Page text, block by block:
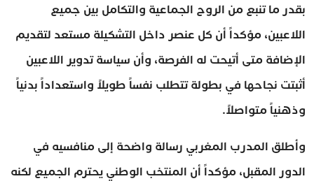
بقدر ما تنبع من الروح الجماعية والتكامل بين جميع
اللاعبين، مؤكداً أن كل عنصر داخل التشكيلة مستعد لتقديم
الإضافة متى أتيحت له الفرصة، وأن سياسة تدوير اللاعبين
أثبتت نجاحها في بطولة تتطلب نفساً طويلاً واستعداداً بدنياً
وذهنياً متواصلاً.
وأطلق المدرب المغربي رسالة واضحة إلى منافسيه في
الدور المقبل، مؤكداً أن المنتخب الوطني يحترم الجميع لكنه